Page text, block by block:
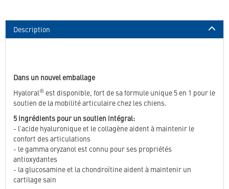
Description
Dans un nouvel emballage
Hyaloral® est disponible, fort de sa formule unique 5 en 1 pour le
soutien de la mobilité articulaire chez les chiens.
5 ingrédients pour un soutien intégral:
- l’acide hyaluronique et le collagène aident à maintenir le
confort des articulations
- le gamma oryzanol est connu pour ses propriétés
antioxydantes
- la glucosamine et la chondroïtine aident à maintenir un
cartilage sain